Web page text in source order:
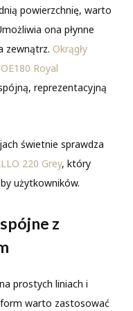
powierzchnię, warto
ona płynne
zewnątrz. Okrągły
Royal
reprezentacyjną
świetnie sprawdza
220 Grey, który
użytkowników.
z
prostych liniach i
form warto zastosować